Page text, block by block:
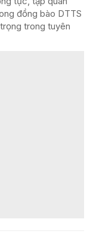
đồng bào DTTS
trong tuyên